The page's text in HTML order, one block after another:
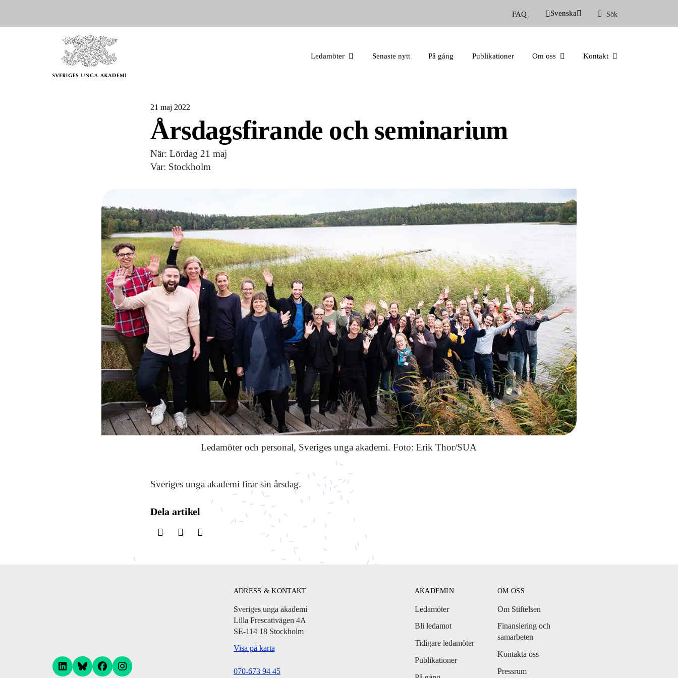
FAQ Svenska Sök
Ledamöter Senaste nytt På gång Publikationer Om oss Kontakt
21 maj 2022
Årsdagsfirande och seminarium
När: Lördag 21 maj
Var: Stockholm
Ledamöter och personal, Sveriges unga akademi. Foto: Erik Thor/SUA
Sveriges unga akademi firar sin årsdag.
Dela artikel
ADRESS & KONTAKT
Sveriges unga akademi
Lilla Frescativägen 4A
SE-114 18 Stockholm
Visa på karta
070-673 94 45
AKADEMIN
Ledamöter
Bli ledamot
Tidigare ledamöter
Publikationer
OM OSS
Om Stiftelsen
Finansiering och
samarbeten
Kontakta oss
Pressrum